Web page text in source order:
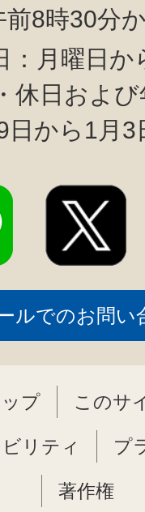
前8時30分
：月曜日か
休日およ
日から1月
ルでのお問い
プ このサ
リティ プ
著作権